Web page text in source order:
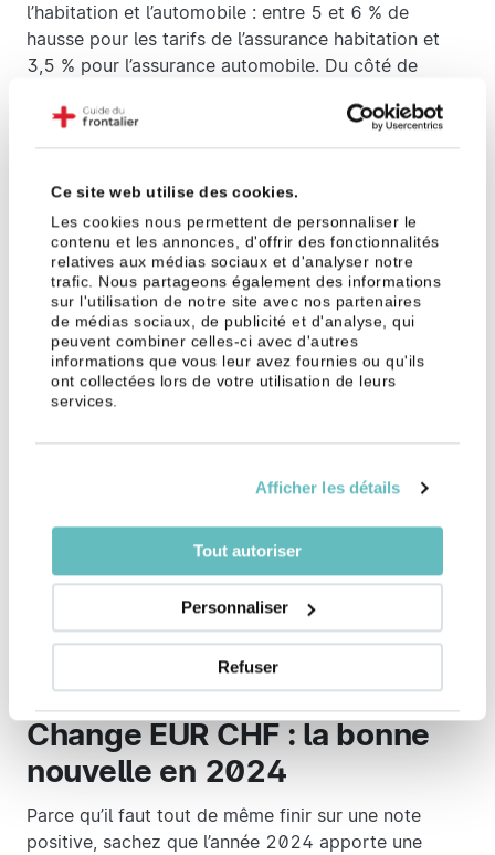
Ce site web utilise des cookies.
Les cookies nous permettent de personnaliser le
contenu et les annonces, d'offrir des fonctionnalités
relatives aux médias sociaux et d'analyser notre
trafic. Nous partageons également des informations
sur l'utilisation de notre site avec nos partenaires
de médias sociaux, de publicité et d'analyse, qui
peuvent combiner celles-ci avec d'autres
informations que vous leur avez fournies ou qu'ils
ont collectées lors de votre utilisation de leurs
services.
Afficher les détails
Tout autoriser
Personnaliser
Refuser
l’habitation et l’automobile : entre 5 et 6 % de
hausse pour les tarifs de l’assurance habitation et
3,5 % pour l’assurance automobile. Du côté de
également d’augmenter leurs tarifs de près de 10 %
en moyenne courant 2024.
Quant aux banques, on se place davantage sur une
augmentation des frais bancaires avec une hausse
de 2 à 3 % sur le prix des cartes bancaires et
jusqu’à 2,5 % sur les frais de tenue de compte.
Les autoroutes
Autre point noir pour les frontaliers : l’augmentation
du prix des péages. Comme évoqué plus haut, les
péages, seront également concernées par une
Ministre français des Transports. Une hausse
tarifaire qui pourrait être plus importante sur le
réseau ATMB (Autoroutes et tunnels du Mont-Blanc)
avec 3,23 % d’augmentation, et jusqu’à 3,87 % pour
le tunnel de Fréjus.
Change EUR CHF : la bonne
nouvelle en 2024
Parce qu’il faut tout de même finir sur une note
positive, sachez que l’année 2024 apporte une